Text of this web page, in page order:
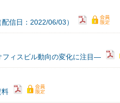
信日：2022/06/03）
フィスビル動向の変化に注目―
料